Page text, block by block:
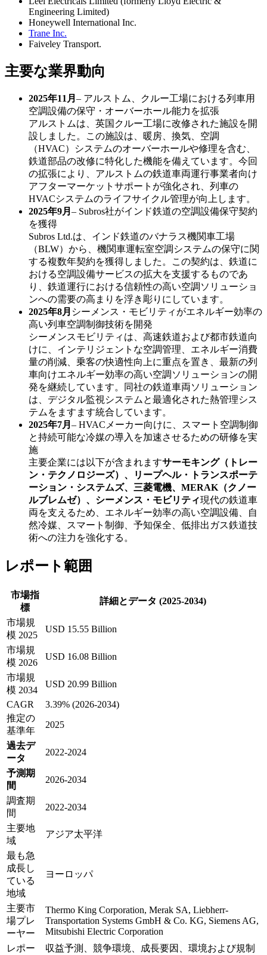
Engineering Limited)
Honeywell International Inc.
Trane Inc.
Faiveley Transport.
主要な業界動向
2025年11月 – アルストム、クルー工場における列車用
空調設備の保守・オーバーホール能力を拡張
アルストムは、英国クルー工場に改修された施設を開
設しました。この施設は、暖房、換気、空調
（HVAC）システムのオーバーホールや修理を含む、
鉄道部品の改修に特化した機能を備えています。今回
の拡張により、アルストムの鉄道車両運行事業者向け
アフターマーケットサポートが強化され、列車の
HVACシステムのライフサイクル管理が向上します。
2025年9月 – Subros社がインド鉄道の空調設備保守契約
を獲得
Subros Ltd.は、インド鉄道のバナラス機関車工場
（BLW）から、機関車運転室空調システムの保守に関
する複数年契約を獲得しました。この契約は、鉄道に
おける空調設備サービスの拡大を支援するものであ
り、鉄道運行における信頼性の高い空調ソリューショ
ンへの需要の高まりを浮き彫りにしています。
2025年8月 シーメンス・モビリティがエネルギー効率の
高い列車空調制御技術を開発
シーメンスモビリティは、高速鉄道および都市鉄道向
けに、インテリジェントな空調管理、エネルギー消費
量の削減、乗客の快適性向上に重点を置き、最新の列
車向けエネルギー効率の高い空調ソリューションの開
発を継続しています。同社の鉄道車両ソリューション
は、デジタル監視システムと最適化された熱管理シス
テムをますます統合しています。
2025年7月 – HVACメーカー向けに、スマート空調制御
と持続可能な冷媒の導入を加速させるための研修を実
施
主要企業には以下が含まれますサーモキング（トレー
ン・テクノロジーズ）、リープヘル・トランスポーテ
ーション・システムズ、三菱電機、MERAK（クノー
ルブレムゼ）、シーメンス・モビリティ現代の鉄道車
両を支えるため、エネルギー効率の高い空調設備、自
然冷媒、スマート制御、予知保全、低排出ガス鉄道技
術への注力を強化する。
レポート範囲
市場指
標
詳細とデータ (2025-2034)
市場規
模 2025
USD 15.55 Billion
市場規
模 2026
USD 16.08 Billion
市場規
模 2034
USD 20.99 Billion
CAGR
3.39% (2026-2034)
推定の
基準年
2025
過去デ
ータ
2022-2024
予測期
間
2026-2034
調査期
間
2022-2034
主要地
域
アジア太平洋
最も急
成長し
ている
地域
ヨーロッパ
主要市
場プレ
ーヤー
Thermo King Corporation, Merak SA, Liebherr-
Transportation Systems GmbH & Co. KG, Siemens AG,
Mitsubishi Electric Corporation
レポー
収益予測、競争環境、成長要因、環境および規制